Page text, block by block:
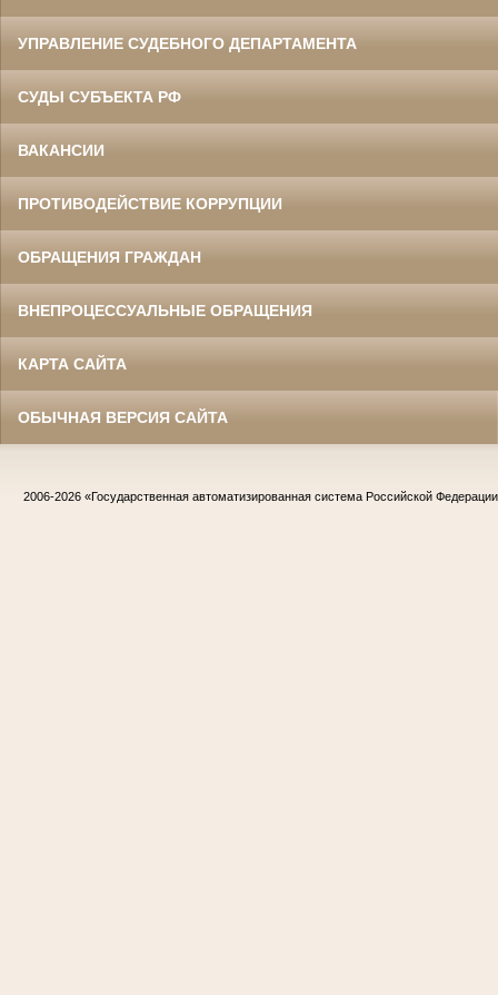
УПРАВЛЕНИЕ СУДЕБНОГО ДЕПАРТАМЕНТА
СУДЫ СУБЪЕКТА РФ
ВАКАНСИИ
ПРОТИВОДЕЙСТВИЕ КОРРУПЦИИ
ОБРАЩЕНИЯ ГРАЖДАН
ВНЕПРОЦЕССУАЛЬНЫЕ ОБРАЩЕНИЯ
КАРТА САЙТА
ОБЫЧНАЯ ВЕРСИЯ САЙТА
2006-2026 «Государственная автоматизированная система Российской